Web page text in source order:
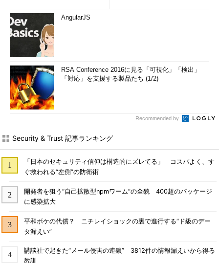
AngularJS
RSA Conference 2016に見る「可視化」「検出」
「対応」を支援する製品たち (1/2)
Recommended by
Security & Trust 記事ランキング
「日本のセキュリティ信仰は構造的にズレてる」 コスパよく、す
ぐ救われる“左側”の防衛術
開発者を狙う“自己拡散型npmワーム”の全貌 400超のパッケージ
に感染拡大
平和ボケの代償？ ニチレイショックの裏で進行する“ド級のデー
タ漏えい”
講談社で起きた“メール侵害の連鎖” 3812件の情報漏えいから得る
教訓